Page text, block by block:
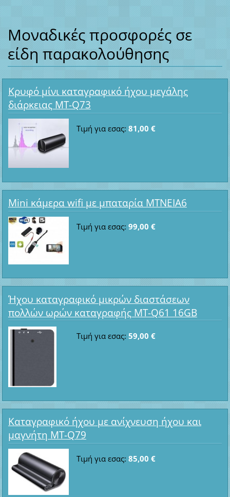
Μοναδικές προσφορές σε
είδη παρακολούθησης
Κρυφό μίνι καταγραφικό ήχου μεγάλης
διάρκειας MT-Q73
Τιμή για εσας: 81,00 €
Mini κάμερα wifi με μπαταρία ΜΤΝΕΙΑ6
Τιμή για εσας: 99,00 €
Ήχου καταγραφικό μικρών διαστάσεων
πολλών ωρών καταγραφής MT-Q61 16GB
Τιμή για εσας: 59,00 €
Καταγραφικό ήχου με ανίχνευση ήχου και
μαγνήτη MT-Q79
Τιμή για εσας: 85,00 €